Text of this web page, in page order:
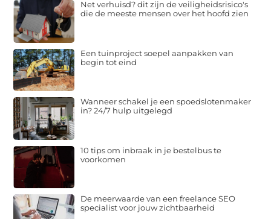
Net verhuisd? dit zijn de veiligheidsrisico's
die de meeste mensen over het hoofd zien
Een tuinproject soepel aanpakken van
begin tot eind
Wanneer schakel je een spoedslotenmaker
in? 24/7 hulp uitgelegd
10 tips om inbraak in je bestelbus te
voorkomen
De meerwaarde van een freelance SEO
specialist voor jouw zichtbaarheid